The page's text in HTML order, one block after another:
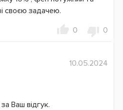
своєю задачею.
0 0
10.05.2024
Ваш відгук.